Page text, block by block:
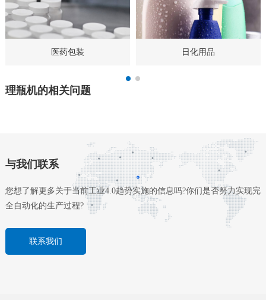
医药包装 日化用品
理瓶机的相关问题
与我们联系
您想了解更多关于当前工业4.0趋势实施的信息吗?你们是否努力实现完
全自动化的生产过程?
联系我们